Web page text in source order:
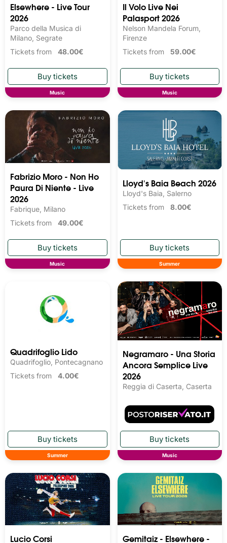
Elsewhere - Live Tour
2026
Parco della Musica di
Milano, Segrate
Tickets from 48.00€
Music
Il Volo Live Nei
Palasport 2026
Nelson Mandela Forum,
Firenze
Tickets from 59.00€
Music
Fabrizio Moro - Non Ho
Paura Di Niente - Live
2026
Fabrique, Milano
Tickets from 49.00€
Music
Lloyd's Baia Beach 2026
Lloyd's Baia, Salerno
Tickets from 8.00€
Summer
Quadrifoglio Lido
Quadrifoglio, Pontecagnano
Tickets from 4.00€
Summer
Negramaro - Una Storia
Ancora Semplice Live
2026
Reggia di Caserta, Caserta
Music
Lucio Corsi
Gemitaiz - Elsewhere -